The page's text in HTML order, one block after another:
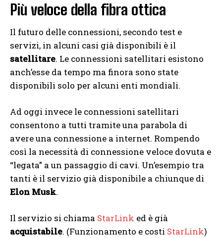
Più veloce della fibra ottica
Il futuro delle connessioni, secondo test e
servizi, in alcuni casi già disponibili è il
satellitare. Le connessioni satellitari esistono
anch’esse da tempo ma finora sono state
disponibili solo per alcuni enti mondiali.
Ad oggi invece le connessioni satellitari
consentono a tutti tramite una parabola di
avere una connessione a internet. Rompendo
così la necessità di connessione veloce dovuta e
“legata” a un passaggio di cavi. Un’esempio tra
tanti è il servizio già disponibile a chiunque di
Elon Musk.
Il servizio si chiama StarLink ed è già
acquistabile. (Funzionamento e costi StarLink)